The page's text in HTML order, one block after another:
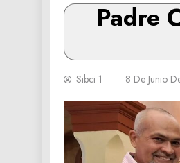
Padre
Sibci 1 8 De Junio